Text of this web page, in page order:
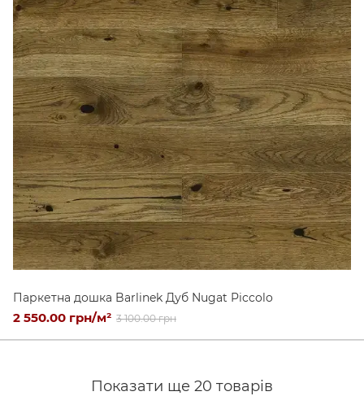
Паркетна дошка Barlinek Дуб Nugat Piccolo
2 550.00 грн/м² 3 100.00 грн
Показати ще 20 товарів